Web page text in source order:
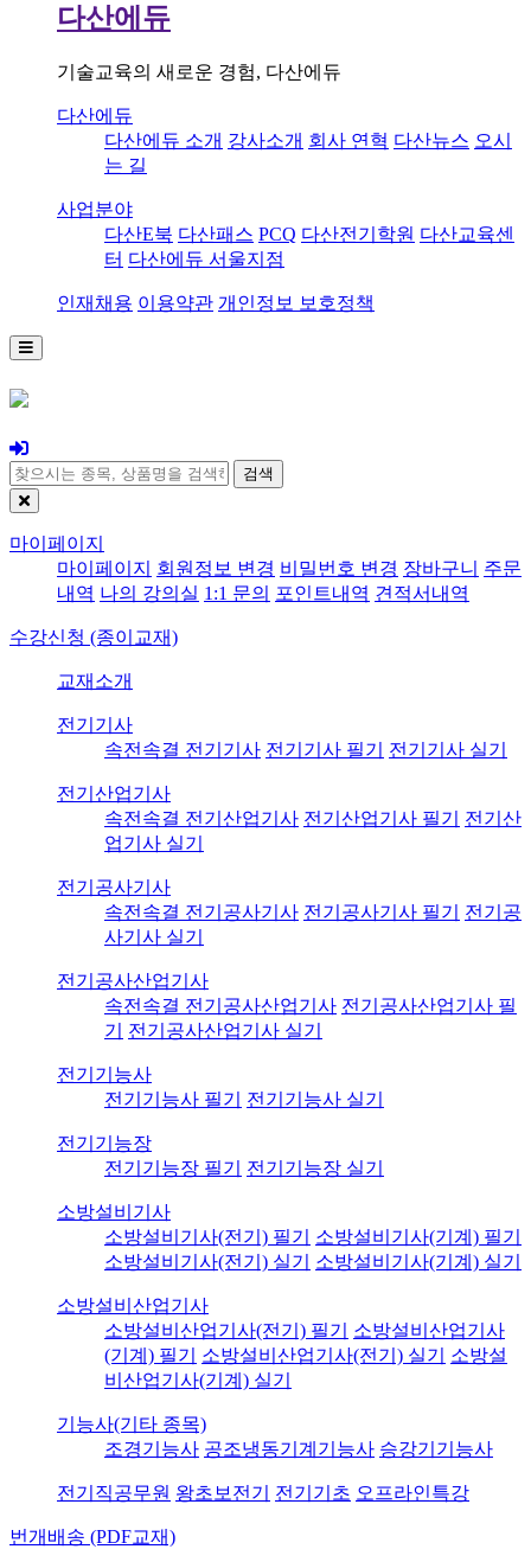
다산에듀
기술교육의 새로운 경험, 다산에듀
다산에듀
다산에듀 소개 강사소개 회사 연혁 다산뉴스 오시
는 길
사업분야
다산E북 다산패스 PCQ 다산전기학원 다산교육센
터 다산에듀 서울지점
인재채용 이용약관 개인정보 보호정책
검색
마이페이지
마이페이지
회원정보 변경 비밀번호 변경 장바구니 주문
내역 나의 강의실 1:1 문의 포인트내역 견적서내역
수강신청 (종이교재)
교재소개
전기기사
속전속결 전기기사 전기기사 필기 전기기사 실기
전기산업기사
속전속결 전기산업기사 전기산업기사 필기
전기산
업기사 실기
전기공사기사
속전속결 전기공사기사 전기공사기사 필기
전기공
사기사 실기
전기공사산업기사
속전속결 전기공사산업기사 전기공사산업기사 필
기
전기공사산업기사 실기
전기기능사
전기기능사 필기
전기기능사 실기
전기기능장
전기기능장 필기
전기기능장 실기
소방설비기사
소방설비기사(전기) 필기
소방설비기사(기계) 필기
소방설비기사(전기) 실기
소방설비기사(기계) 실기
소방설비산업기사
소방설비산업기사(전기) 필기
소방설비산업기사
(기계) 필기
소방설비산업기사(전기) 실기
소방설
비산업기사(기계) 실기
기능사(기타 종목)
조경기능사 공조냉동기계기능사 승강기기능사
전기직공무원 왕초보전기 전기기초 오프라인특강
번개배송 (PDF교재)